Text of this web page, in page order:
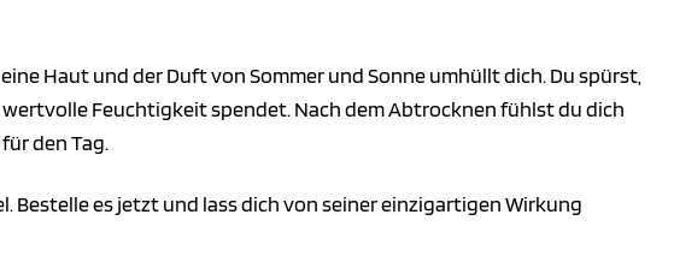
Haut und der Duft von Sommer und Sonne umhüllt dich. Du spürst,
Feuchtigkeit spendet. Nach dem Abtrocknen fühlst du dich
den Tag.
Bestelle es jetzt und lass dich von seiner einzigartigen Wirkung